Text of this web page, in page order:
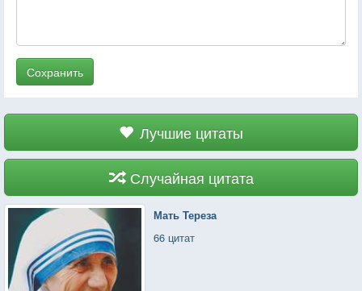
Сохранить
Лучшие цитаты
Случайная цитата
Мать Тереза
66 цитат